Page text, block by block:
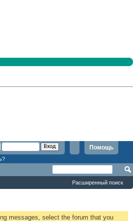
Помощь
Расширенный поиск
messages, select the forum that you